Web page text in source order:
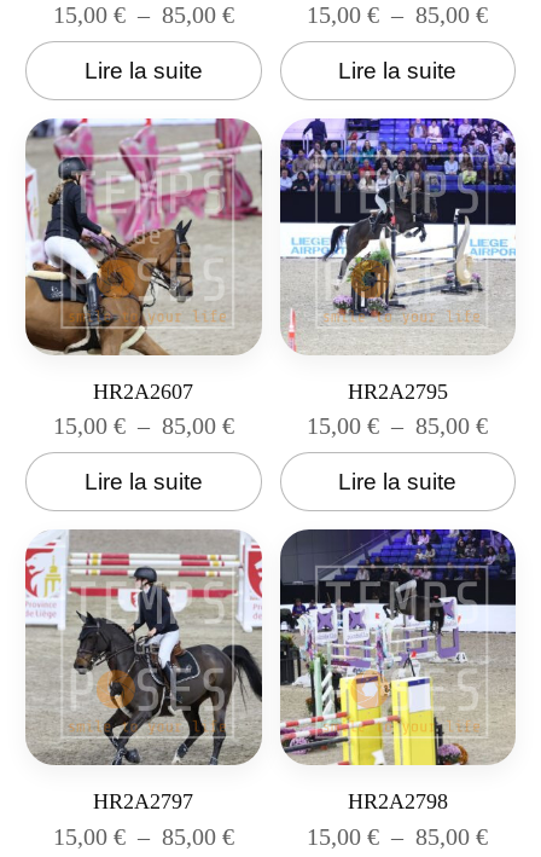
15,00 € – 85,00 €
Lire la suite
15,00€ – 85,00€
Lire la suite
HR2A2607
15,00 € – 85,00 €
Lire la suite
HR2A2795
15,00€ – 85,00€
Lire la suite
HR2A2797
15,00 € – 85,00 €
HR2A2798
15,00€ – 85,00€